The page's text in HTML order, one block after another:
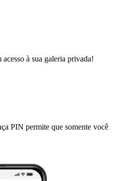
à sua galeria privada!
PIN permite que somente você